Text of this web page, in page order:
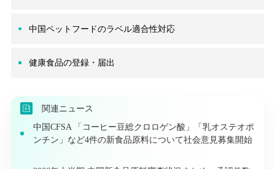
中国ペットフードのラベル適合性対応
健康食品の登録・届出
関連ニュース
中国CFSA 「コーヒー豆総クロロゲン酸」「乳オステオポ
ンチン」など4件の新食品原料について社会意見募集開始